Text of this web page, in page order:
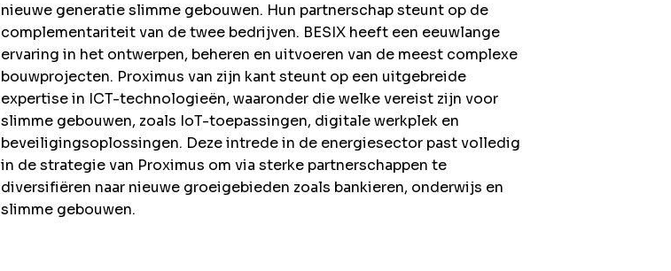
nieuwe generatie slimme gebouwen. Hun partnerschap steunt op de
complementariteit van de twee bedrijven. BESIX heeft een eeuwlange
ervaring in het ontwerpen, beheren en uitvoeren van de meest complexe
bouwprojecten. Proximus van zijn kant steunt op een uitgebreide
expertise in ICT-technologieën, waaronder die welke vereist zijn voor
slimme gebouwen, zoals IoT-toepassingen, digitale werkplek en
beveiligingsoplossingen. Deze intrede in de energiesector past volledig
in de strategie van Proximus om via sterke partnerschappen te
diversifiëren naar nieuwe groeigebieden zoals bankieren, onderwijs en
slimme gebouwen.